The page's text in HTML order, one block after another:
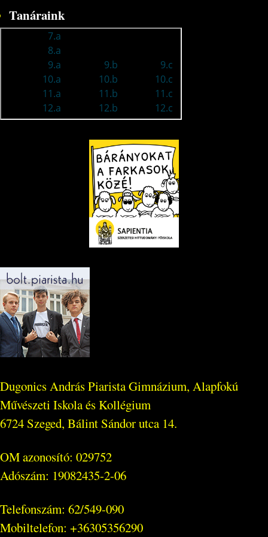
Tanáraink
Dugonics András Piarista Gimnázium, Alapfokú
Művészeti Iskola és Kollégium
6724 Szeged, Bálint Sándor utca 14.
OM azonosító: 029752
Adószám: 19082435-2-06
Telefonszám: 62/549-090
Mobiltelefon: +36305356290